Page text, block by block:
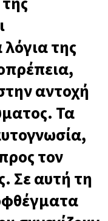
της
αντοχή
Τα
τον
Σε αυτή τη